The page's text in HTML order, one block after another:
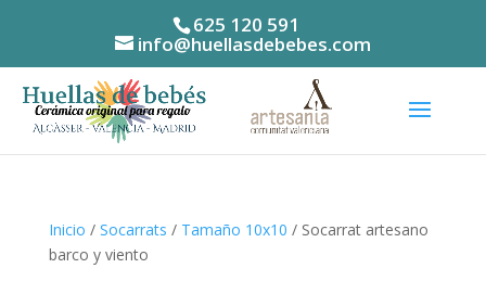
625 120 591
info@huellasdebebes.com
Inicio / Socarrats / Tamaño 10x10 / Socarrat artesano
barco y viento